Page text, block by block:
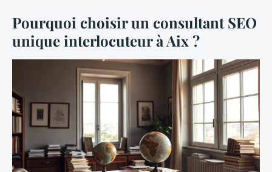
Pourquoi choisir un consultant SEO
unique interlocuteur à Aix ?